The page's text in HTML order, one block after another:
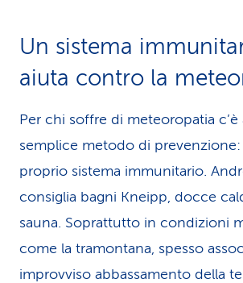
Un sistema
aiuta contro la
Per chi soffre di meteoropatia
semplice metodo di
proprio sistema immunitario.
consiglia bagni Kneipp, docce
sauna. Soprattutto in condizioni
come la tramontana, spesso
improvviso abbassamento della